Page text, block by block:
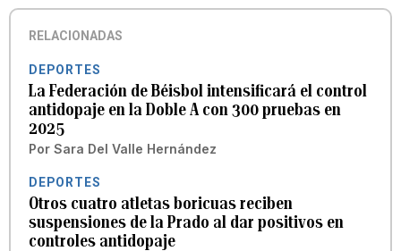
RELACIONADAS
DEPORTES
La Federación de Béisbol intensificará el control
antidopaje en la Doble A con 300 pruebas en
2025
Por Sara Del Valle Hernández
DEPORTES
Otros cuatro atletas boricuas reciben
suspensiones de la Prado al dar positivos en
controles antidopaje